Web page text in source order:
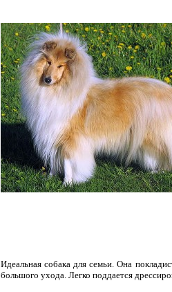
Идеальная собака для семьи. Она
большого ухода. Легко поддается